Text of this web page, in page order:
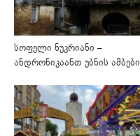
სოფელი ნუკრიანი –
ანდრონიკაანთ უბნის ამბები